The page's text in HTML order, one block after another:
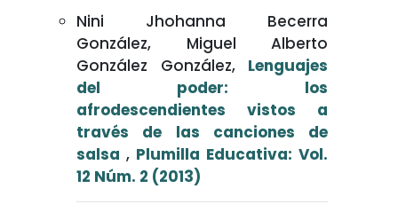
Nini Jhohanna Becerra
González, Miguel Alberto
González González, Lenguajes
del poder: los
afrodescendientes vistos a
través de las canciones de
salsa , Plumilla Educativa: Vol.
12 Núm. 2 (2013)